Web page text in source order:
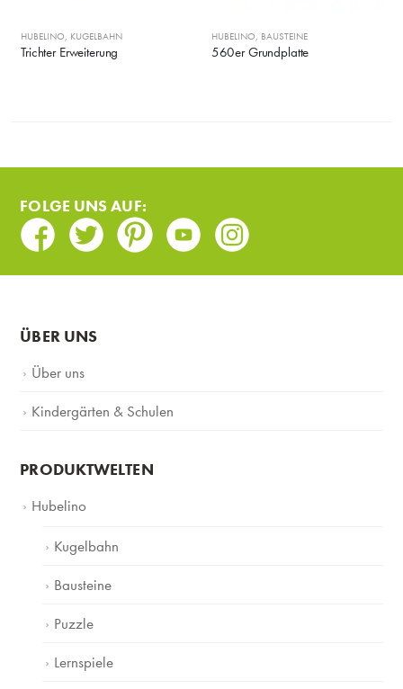
HUBELINO KUGELBAHN
Trichter Erweiterung
HUBELINO BAUSTEINE
560er Grundplatte
FOLGE UNS AUF:
Facebook
TwitterPinterestYoutubeInstagram
ÜBER UNS
Über uns
Kindergärten & Schulen
PRODUKTWELTEN
Hubelino
Kugelbahn
Bausteine
Puzzle
Lernspiele